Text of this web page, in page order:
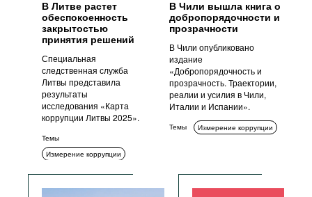
В Литве растет
обеспокоенность
закрытостью
принятия решений
Специальная
следственная служба
Литвы представила
результаты
исследования «Карта
коррупции Литвы 2025».
Темы
Измерение коррупции
В Чили вышла книга о
добропорядочности и
прозрачности
В Чили опубликовано
издание
«Добропорядочность и
прозрачность. Траектории,
реалии и усилия в Чили,
Италии и Испании».
Темы Измерение коррупции